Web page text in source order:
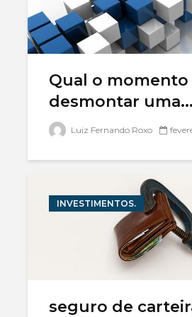
Qual o momento
desmontar uma...
Luiz Fernando Roxo
INVESTIMENTOS.
seguro de